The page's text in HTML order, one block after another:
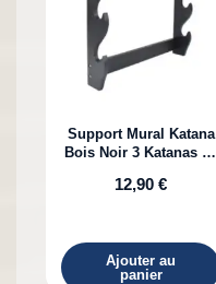
Support Mural Katana
Bois Noir 3 Katanas en
12,90 €
Ajouter au
panier